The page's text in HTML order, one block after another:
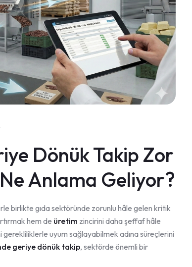
Dönük Takip Zor
Anlama Geliyor?
birlikte gıda sektöründe zorunlu hâle gelen kritik
hem de üretim zincirini daha şeffaf hâle
uyum sağlayabilmek adına süreçlerini
geriye dönük takip, sektörde önemli bir